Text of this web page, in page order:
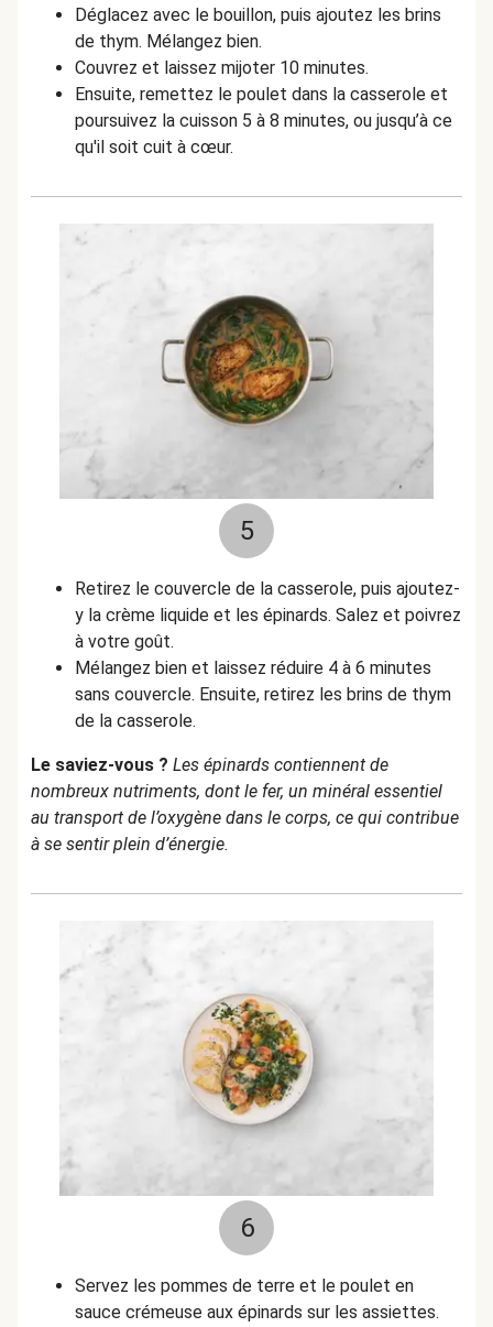
Déglacez avec le bouillon, puis ajoutez les brins
de thym. Mélangez bien.
Couvrez et laissez mijoter 10 minutes.
Ensuite, remettez le poulet dans la casserole et
poursuivez la cuisson 5 à 8 minutes, ou jusqu’à ce
qu'il soit cuit à cœur.
5
Retirez le couvercle de la casserole, puis ajoutez-
y la crème liquide et les épinards. Salez et poivrez
à votre goût.
Mélangez bien et laissez réduire 4 à 6 minutes
sans couvercle. Ensuite, retirez les brins de thym
de la casserole.
Le saviez-vous ? Les épinards contiennent de
nombreux nutriments, dont le fer, un minéral essentiel
au transport de l’oxygène dans le corps, ce qui contribue
à se sentir plein d’énergie.
6
Servez les pommes de terre et le poulet en
sauce crémeuse aux épinards sur les assiettes.